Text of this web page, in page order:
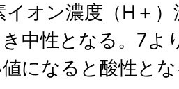
イオン濃度（H＋
中性となる。7よ
になると酸性と